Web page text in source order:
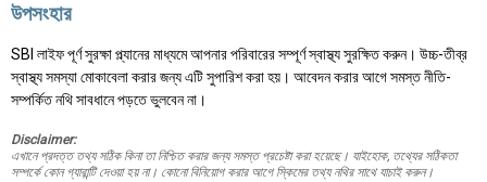
উপসংহার
SBI লাইফ পূর্ণ সুরক্ষা প্ল্যানের মাধ্যমে আপনার পরিবারের সম্পূর্ণ স্বাস্থ্য সুরক্ষিত করুন। উচ্চ-তীব্র
স্বাস্থ্য সমস্যা মোকাবেলা করার জন্য এটি সুপারিশ করা হয়। আবেদন করার আগে সমস্ত নীতি-
সম্পর্কিত নথি সাবধানে পড়তে ভুলবেন না।
Disclaimer:
এখানে প্রদত্ত তথ্য সঠিক কিনা তা নিশ্চিত করার জন্য সমস্ত প্রচেষ্টা করা হয়েছে। যাইহোক, তথ্যের সঠিকতা
সম্পর্কে কোন গ্যারান্টি দেওয়া হয় না। কোনো বিনিয়োগ করার আগে স্কিমের তথ্য নথির সাথে যাচাই করুন।